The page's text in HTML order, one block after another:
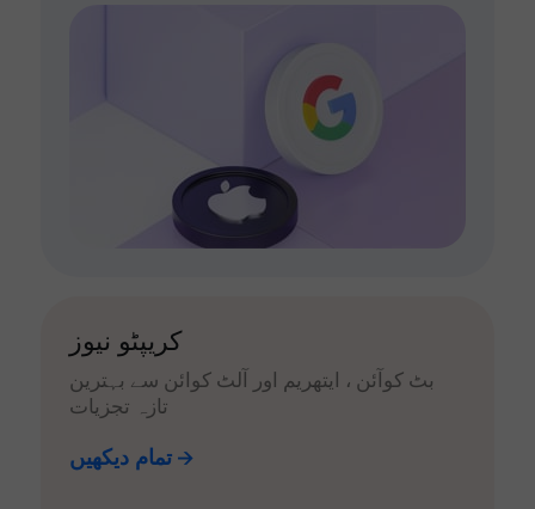
کریپٹو نیوز
بٹ کوآئن ، ایتھریم اور آلٹ کوائن سے بہترین
تازہ تجزیات
تمام دیکھیں